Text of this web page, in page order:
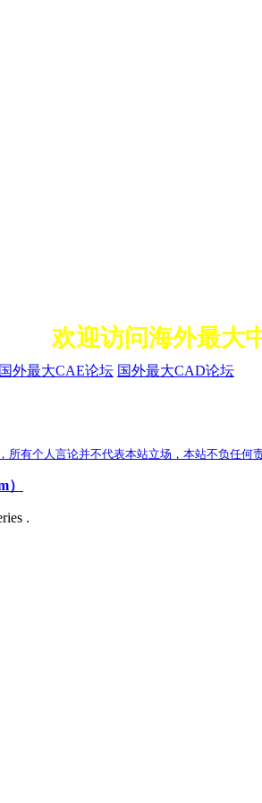
欢迎访问海外最大
国外最大CAE论坛 国外最大CAD论坛
有个人言论并不代表本站立场，本站不负任
）
.